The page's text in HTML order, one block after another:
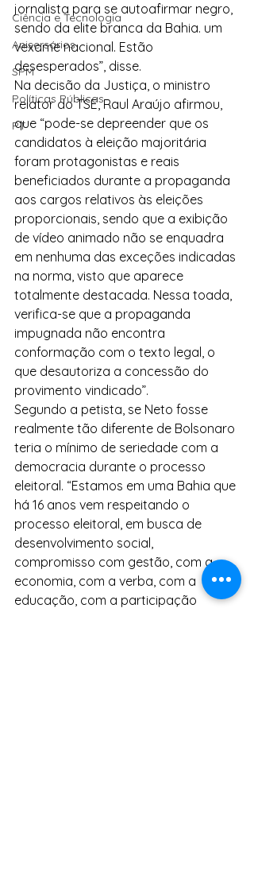
Ciência e Tecnologia
Anisersários
SPM
Políticas Públicas
PT
jornalista para se autoafirmar negro,
sendo da elite branca da Bahia. um
vexame nacional. Estão
desesperados”, disse.
Na decisão da Justiça, o ministro
relator do TSE, Raul Araújo afirmou,
que “pode-se depreender que os
candidatos à eleição majoritária
foram protagonistas e reais
beneficiados durante a propaganda
aos cargos relativos às eleições
proporcionais, sendo que a exibição
de vídeo animado não se enquadra
em nenhuma das exceções indicadas
na norma, visto que aparece
totalmente destacada. Nessa toada,
verifica-se que a propaganda
impugnada não encontra
conformação com o texto legal, o
que desautoriza a concessão do
provimento vindicado”.
Segundo a petista, se Neto fosse
realmente tão diferente de Bolsonaro
teria o mínimo de seriedade com a
democracia durante o processo
eleitoral. “Estamos em uma Bahia que
há 16 anos vem respeitando o
processo eleitoral, em busca de
desenvolvimento social,
compromisso com gestão, com a
economia, com a verba, com a
educação, com a participação